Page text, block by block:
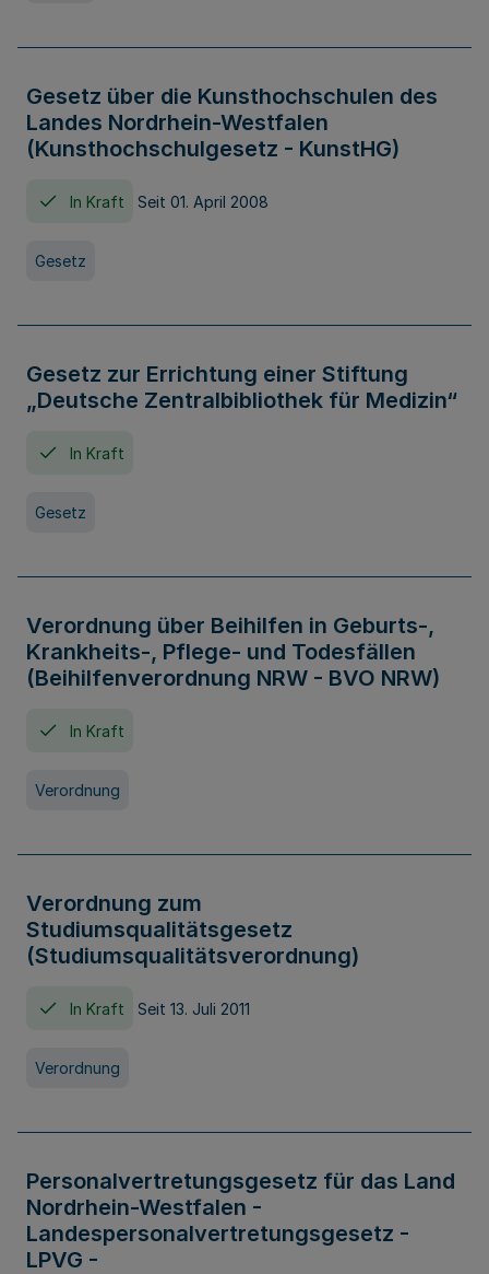
Gesetz über die Kunsthochschulen des
Landes Nordrhein-Westfalen
(Kunsthochschulgesetz - KunstHG)
In Kraft Seit 01. April 2008
Gesetz
Gesetz zur Errichtung einer Stiftung
„Deutsche Zentralbibliothek für Medizin“
In Kraft
Gesetz
Verordnung über Beihilfen in Geburts-,
Krankheits-, Pflege- und Todesfällen
(Beihilfenverordnung NRW - BVO NRW)
In Kraft
Verordnung
Verordnung zum
Studiumsqualitätsgesetz
(Studiumsqualitätsverordnung)
In Kraft Seit 13. Juli 2011
Verordnung
Personalvertretungsgesetz für das Land
Nordrhein-Westfalen -
Landespersonalvertretungsgesetz -
LPVG -